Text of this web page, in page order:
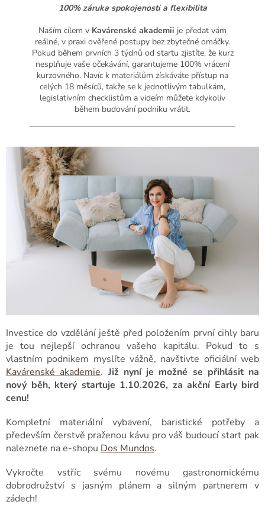
100% záruka spokojenosti a flexibilita
Naším cílem v Kavárenské akademii je předat vám
reálné, v praxi ověřené postupy bez zbytečné omáčky.
Pokud během prvních 3 týdnů od startu zjistíte, že kurz
nesplňuje vaše očekávání, garantujeme 100% vrácení
kurzovného. Navíc k materiálům získáváte přístup na
celých 18 měsíců, takže se k jednotlivým tabulkám,
legislativním checklistům a videím můžete kdykoliv
během budování podniku vrátit.
Investice do vzdělání ještě před položením první cihly baru
je tou nejlepší ochranou vašeho kapitálu. Pokud to s
vlastním podnikem myslíte vážně, navštivte oficiální web
Kavárenské akademie. Již nyní je možné se přihlásit na
nový běh, který startuje 1.10.2026, za akční Early bird
cenu!
Kompletní materiální vybavení, baristické potřeby a
především čerstvě praženou kávu pro váš budoucí start pak
naleznete na e-shopu Dos Mundos.
Vykročte vstříc svému novému gastronomickému
dobrodružství s jasným plánem a silným partnerem v
zádech!